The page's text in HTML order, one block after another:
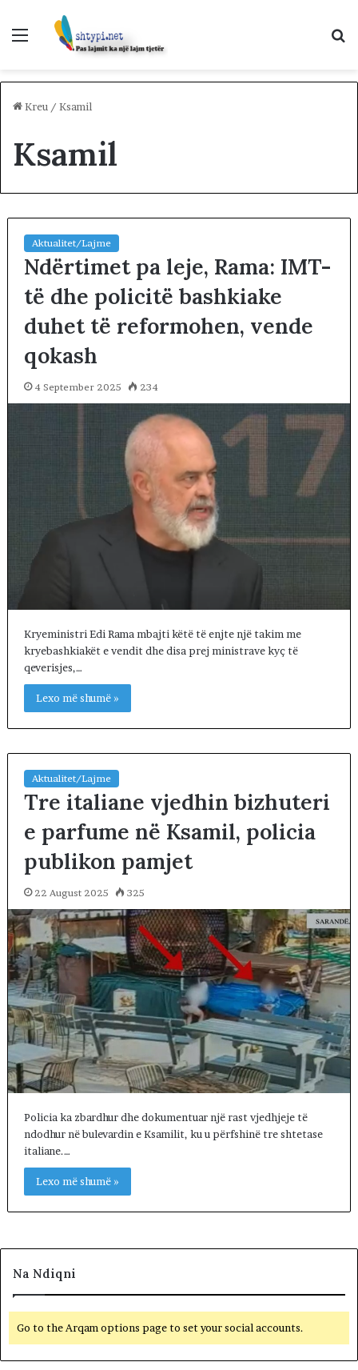
Menu
Kreu / Ksamil
Ksamil
Aktualitet/Lajme
Ndërtimet pa leje, Rama: IMT-
të dhe policitë bashkiake
duhet të reformohen, vende
qokash
4 September 2025 234
Kryeministri Edi Rama mbajti këtë të enjte një takim me
kryebashkiakët e vendit dhe disa prej ministrave kyç të
qeverisjes,…
Lexo më shumë »
Aktualitet/Lajme
Tre italiane vjedhin bizhuteri
e parfume në Ksamil, policia
publikon pamjet
22 August 2025 325
Policia ka zbardhur dhe dokumentuar një rast vjedhjeje të
ndodhur në bulevardin e Ksamilit, ku u përfshinë tre shtetase
italiane.…
Lexo më shumë »
Na Ndiqni
Go to the Arqam options page to set your social accounts.